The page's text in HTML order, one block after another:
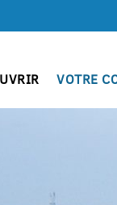
VOTRE